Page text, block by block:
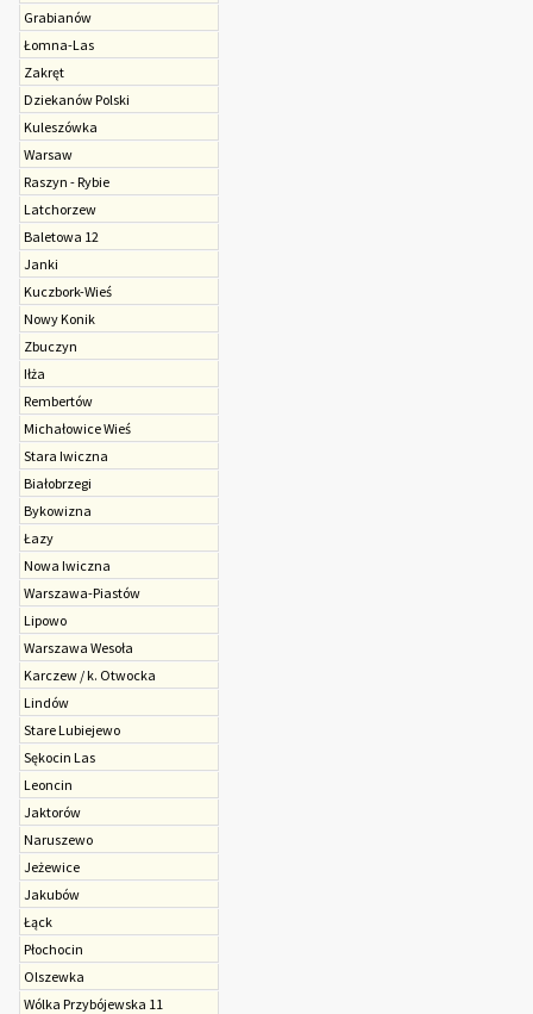
Grabianów
Łomna-Las
Zakręt
Dziekanów Polski
Kuleszówka
Warsaw
Raszyn - Rybie
Latchorzew
Baletowa 12
Janki
Kuczbork-Wieś
Nowy Konik
Zbuczyn
Iłża
Rembertów
Michałowice Wieś
Stara Iwiczna
Białobrzegi
Bykowizna
Łazy
Nowa Iwiczna
Warszawa-Piastów
Lipowo
Warszawa Wesoła
Karczew / k. Otwocka
Lindów
Stare Lubiejewo
Sękocin Las
Leoncin
Jaktorów
Naruszewo
Jeżewice
Jakubów
Łąck
Płochocin
Olszewka
Wólka Przybójewska 11